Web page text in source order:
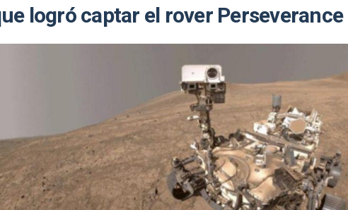
logró captar el rover Perseverance